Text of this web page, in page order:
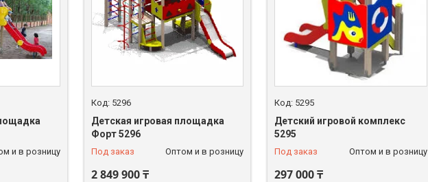
и в розницу
5296
Детская игровая площадка
Форт 5296
Под заказ Оптом и в розницу
2 849 900 ₸
5295
Детский игровой комплекс
5295
Под заказ Оптом и в розницу
297 000 ₸